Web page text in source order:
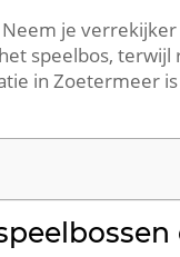
je
speelbos,
in Zoetermeer